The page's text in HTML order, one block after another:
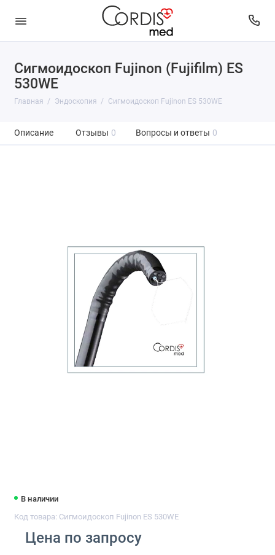
Сигмоидоскоп Fujinon (Fujifilm) ES
530WE
Главная Эндоскопия Сигмоидоскоп Fujinon ES 530WE
Описание Отзывы 0 Вопросы и ответы 0
В наличии
Код товара: Сигмоидоскоп Fujinon ES 530WE
Цена по запросу